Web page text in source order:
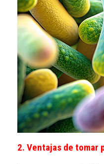
2. Ventajas de tomar